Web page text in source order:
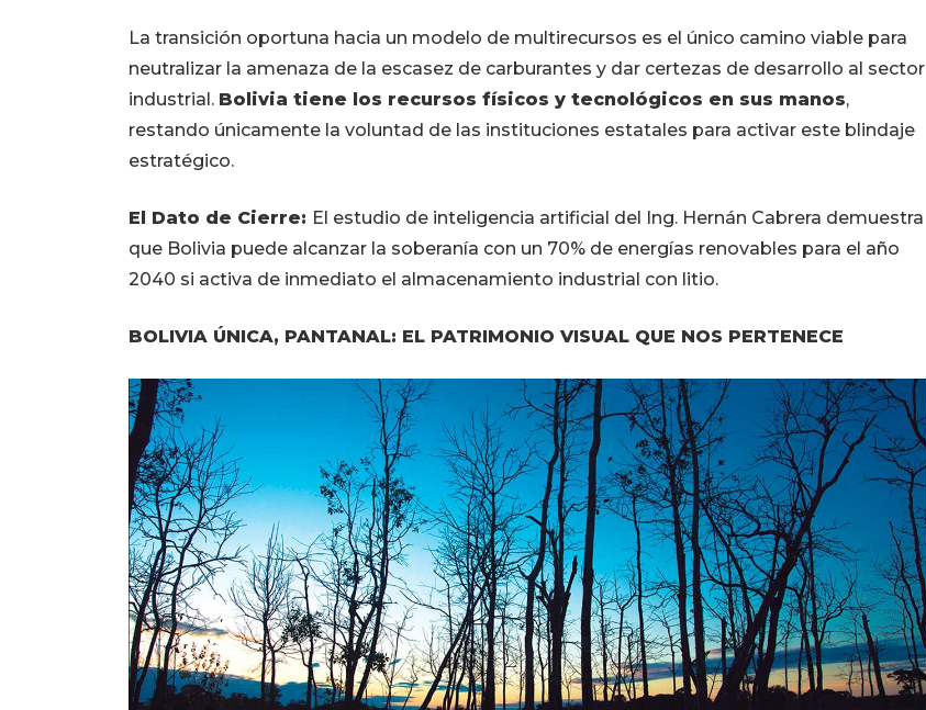
La transición oportuna hacia un modelo de multirecursos es el único camino viable para
neutralizar la amenaza de la escasez de carburantes y dar certezas de desarrollo al sector
industrial. Bolivia tiene los recursos físicos y tecnológicos en sus manos,
restando únicamente la voluntad de las instituciones estatales para activar este blindaje
estratégico.
El Dato de Cierre: El estudio de inteligencia artificial del Ing. Hernán Cabrera demuestra
que Bolivia puede alcanzar la soberanía con un 70% de energías renovables para el año
2040 si activa de inmediato el almacenamiento industrial con litio.
BOLIVIA ÚNICA, PANTANAL: EL PATRIMONIO VISUAL QUE NOS PERTENECE